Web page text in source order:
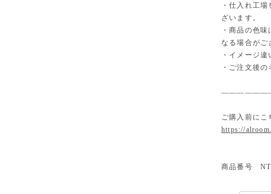
・仕入れ工
ざいます。
・商品の色
なる場合がご
・イメージ
・ご注文後
ご購入前にこ
https://
商品番号